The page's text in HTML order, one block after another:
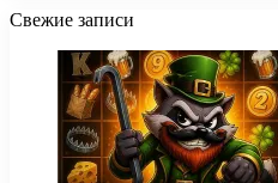
Свежие записи